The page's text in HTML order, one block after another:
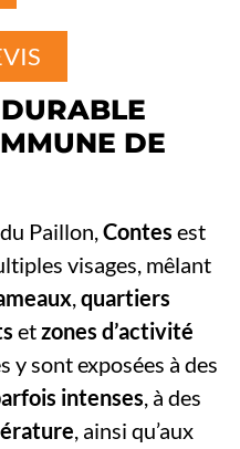
DE
Paillon,Contes est
visages, mêlant
,quartiers
etzones d’activité
y sont exposées à des
intenses, à des
, ainsi qu’aux